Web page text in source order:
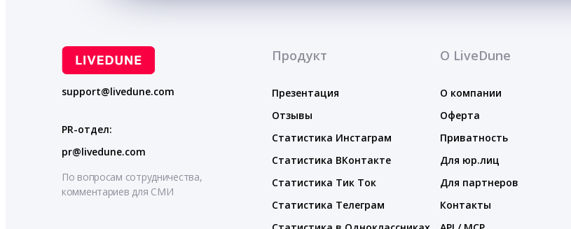
support@livedune.com
PR-отдел:
pr@livedune.com
По вопросам сотрудничества,
комментариев для СМИ
Продукт
Презентация
Отзывы
Статистика Инстаграм
Статистика ВКонтакте
Статистика Тик Ток
Статистика Телеграм
О LiveDune
О компании
Оферта
Приватность
Для юр.лиц
Для партнеров
Контакты